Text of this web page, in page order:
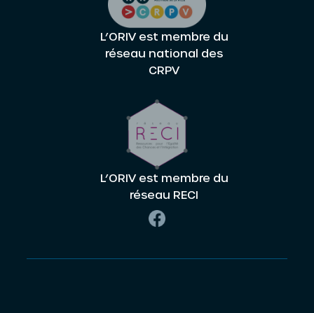
L’ORIV est membre du
réseau national des
CRPV
L’ORIV est membre du
réseau RECI